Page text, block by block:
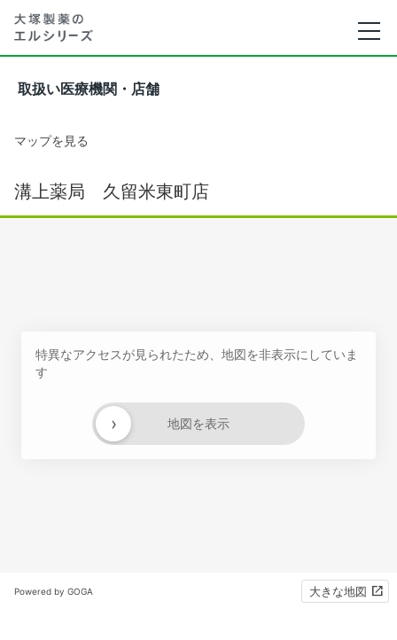
取扱い医療機関・店舗
マップを見る
溝上薬局 久留米東町店
特異なアクセスが見られたため、地図を非表示にしていま
す
地図を表示
›
Powered by GOGA 大きな地図